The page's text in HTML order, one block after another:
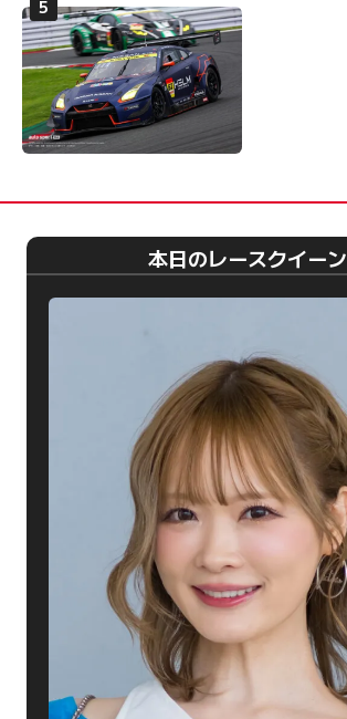
本日のレースクイーン